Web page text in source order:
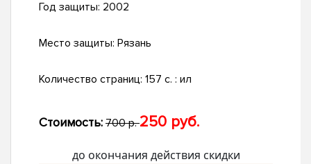
Год защиты: 2002
Место защиты: Рязань
Количество страниц: 157 с. : ил
Стоимость: 700 р.250 руб.
до окончания действия скидки